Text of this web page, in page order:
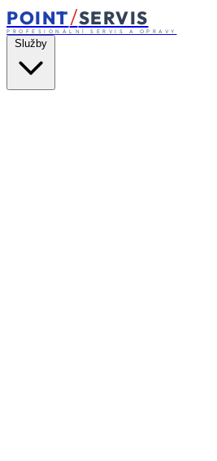
POINT/SERVIS
PROFESIONÁLNÍ SERVIS A OPRAVY
Služby